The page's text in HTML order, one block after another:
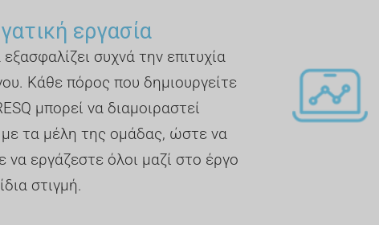
εργασία
συχνά την επιτυχία
Κάθε πόρος που δημιουργείτε
μπορεί να διαμοιραστεί
τα μέλη της ομάδας, ώστε να
να εργάζεστε όλοι μαζί στο έργο
στιγμή.